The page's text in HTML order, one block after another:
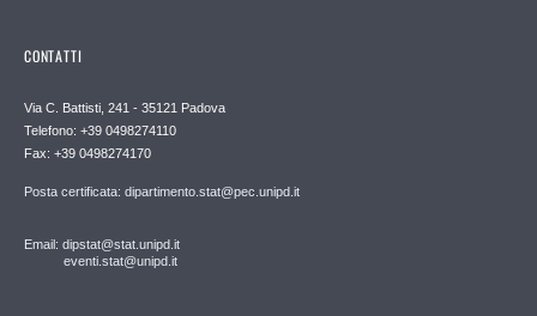
CONTATTI
Via C. Battisti, 241 - 35121 Padova
Telefono: +39 0498274110
Fax: +39 0498274170
Posta certificata: dipartimento.stat@pec.unipd.it
Email: dipstat@stat.unipd.it
eventi.stat@unipd.it